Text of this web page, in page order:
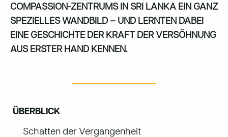
COMPASSION-ZENTRUMS IN SRI LANKA EIN GANZ
SPEZIELLES WANDBILD – UND LERNTEN DABEI
EINE GESCHICHTE DER KRAFT DER VERSÖHNUNG
AUS ERSTER HAND KENNEN.
ÜBERBLICK
Schatten der Vergangenheit